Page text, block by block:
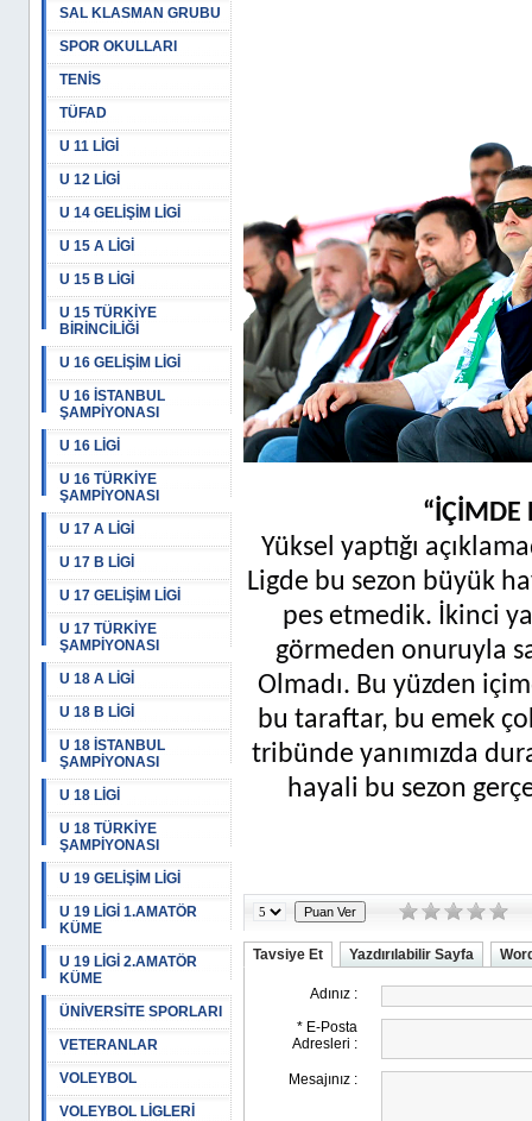
SAL KLASMAN GRUBU
SPOR OKULLARI
TENİS
TÜFAD
U 11 LİGİ
U 12 LİGİ
U 14 GELİŞİM LİGİ
U 15 A LİGİ
U 15 B LİGİ
U 15 TÜRKİYE
BİRİNCİLİĞİ
U 16 GELİŞİM LİGİ
U 16 İSTANBUL
ŞAMPİYONASI
U 16 LİGİ
U 16 TÜRKİYE
ŞAMPİYONASI
U 17 A LİGİ
U 17 B LİGİ
U 17 GELİŞİM LİGİ
U 17 TÜRKİYE
ŞAMPİYONASI
U 18 A LİGİ
U 18 B LİGİ
U 18 İSTANBUL
ŞAMPİYONASI
U 18 LİGİ
U 18 TÜRKİYE
ŞAMPİYONASI
U 19 GELİŞİM LİGİ
U 19 LİGİ 1.AMATÖR
KÜME
U 19 LİGİ 2.AMATÖR
KÜME
ÜNİVERSİTE SPORLARI
VETERANLAR
VOLEYBOL
VOLEYBOL LİGLERİ
“İÇİMDE
Yüksel yaptığı
Ligde bu sezon büyük
pes etmedik. İkinci
görmeden onuruyla
Olmadı. Bu yüzden
bu taraftar, bu emek
tribünde yanımızda
hayali bu sezon
Tavsiye Et Yazdırılabilir Sayfa